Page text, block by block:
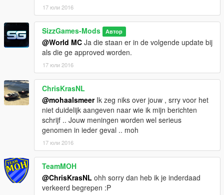
17 юли 2016
SizzGames-Mods Автор
@World MC Ja die staan er in de volgende update bij
als die ge approved worden.
17 юли 2016
ChrisKrasNL
@mohaalsmeerIk zeg niks over jouw , srry voor het
niet duidelijk aangeven naar wie ik mijn berichten
schrijf .. Jouw meningen worden wel serieus
genomen in ieder geval .. moh
17 юли 2016
TeamMOH
@ChrisKrasNL ohh sorry dan heb ik je inderdaad
verkeerd begrepen :P